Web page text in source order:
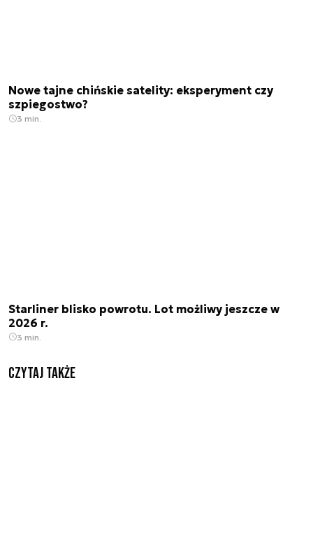
Nowe tajne chińskie satelity: eksperyment czy
szpiegostwo?
3 min.
Starliner blisko powrotu. Lot możliwy jeszcze w
2026 r.
3 min.
Czytaj także